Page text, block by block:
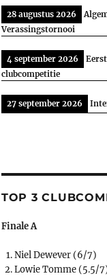
28 augustus 2026
Verassingstornooi
4 september 2026
clubcompetitie
27 september 2026
TOP 3
Finale A
Niel Dewever (6/7)
Lowie Tomme (5.5/